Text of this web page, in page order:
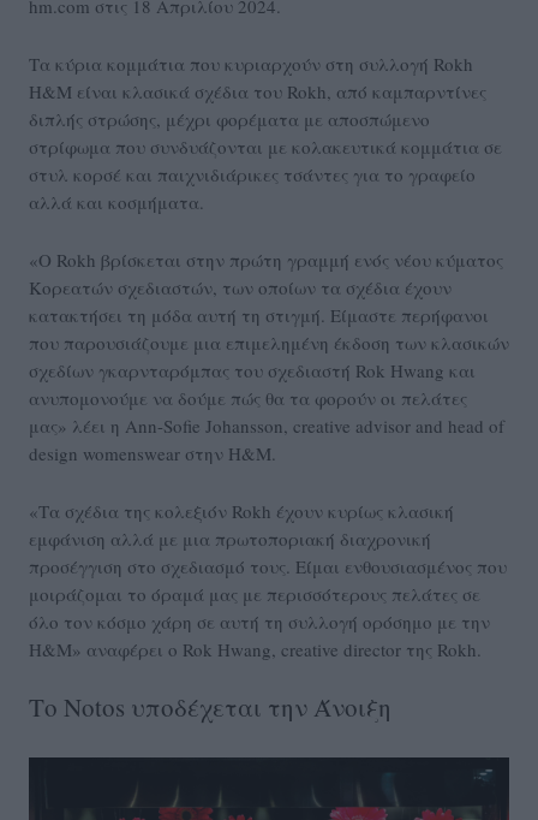
hm.com στις 18 Απριλίου 2024.
Τα κύρια κομμάτια που κυριαρχούν στη συλλογή Rokh
H&M είναι κλασικά σχέδια του Rokh, από καμπαρντίνες
διπλής στρώσης, μέχρι φορέματα με αποσπώμενο
στρίφωμα που συνδυάζονται με κολακευτικά κομμάτια σε
στυλ κορσέ και παιχνιδιάρικες τσάντες για το γραφείο
αλλά και κοσμήματα.
«Ο Rokh βρίσκεται στην πρώτη γραμμή ενός νέου κύματος
Κορεατών σχεδιαστών, των οποίων τα σχέδια έχουν
κατακτήσει τη μόδα αυτή τη στιγμή. Είμαστε περήφανοι
που παρουσιάζουμε μια επιμελημένη έκδοση των κλασικών
σχεδίων γκαρνταρόμπας του σχεδιαστή Rok Hwang και
ανυπομονούμε να δούμε πώς θα τα φορούν οι πελάτες
μας» λέει η Ann-Sofie Johansson, creative advisor and head of
design womenswear στην H&M.
«Τα σχέδια της κολεξιόν Rokh έχουν κυρίως κλασική
εμφάνιση αλλά με μια πρωτοποριακή διαχρονική
προσέγγιση στο σχεδιασμό τους. Είμαι ενθουσιασμένος που
μοιράζομαι το όραμά μας με περισσότερους πελάτες σε
όλο τον κόσμο χάρη σε αυτή τη συλλογή ορόσημο με την
H&M» αναφέρει ο Rok Hwang, creative director της Rokh.
Το Notos υποδέχεται την Άνοιξη